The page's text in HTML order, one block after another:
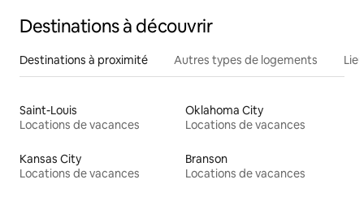
Destinations à découvrir
Destinations à proximité Autres types de logements
Saint-Louis
Locations de vacances
Oklahoma City
Locations de vacances
Kansas City
Locations de vacances
Branson
Locations de vacances